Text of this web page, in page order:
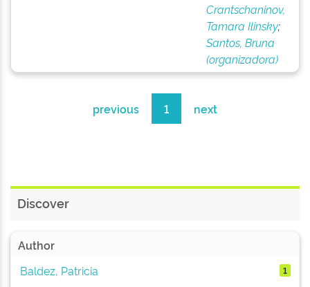
Crantschaninov,
Tamara Ilinsky;
Santos, Bruna
(organizadora)
previous 1 next
Discover
Author
Baldez, Patricia
1